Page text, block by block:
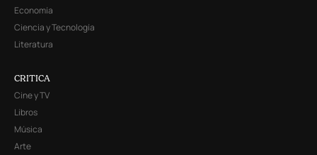
Economía
Ciencia y Tecnología
Literatura
CRITICA
Cine y TV
Libros
Música
Arte